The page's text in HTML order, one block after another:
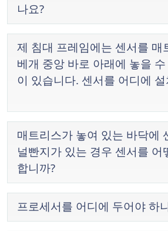
나요?
제 침대 프레임에는 센서를 매
베개 중앙 바로 아래에 놓을
이 있습니다. 센서를 어디에
매트리스가 놓여 있는 바닥에
널빤지가 있는 경우 센서를 어
합니까?
프로세서를 어디에 두어야 하